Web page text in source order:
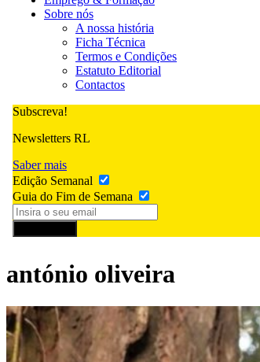
Sobre nós
A nossa história
Ficha Técnica
Termos e Condições
Estatuto Editorial
Contactos
Subscreva!
Newsletters RL
Saber mais
Edição Semanal
Guia do Fim de Semana
antónio oliveira